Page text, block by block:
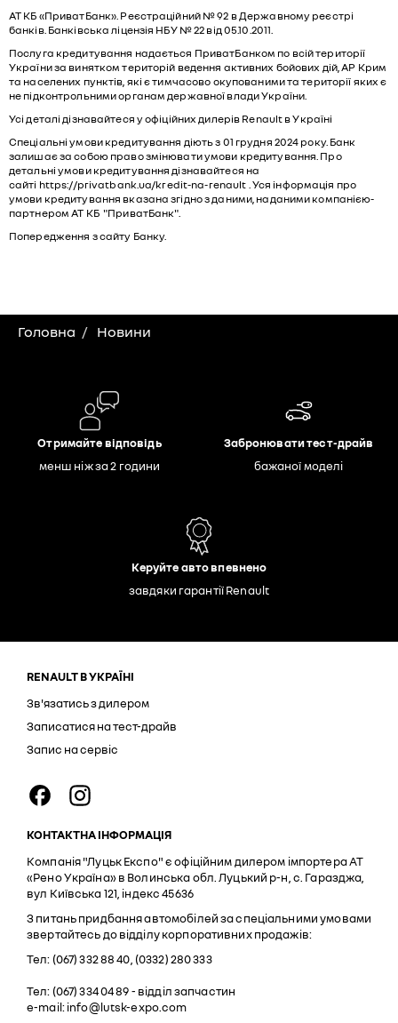
АТ КБ «ПриватБанк». Реєстраційний № 92 в Державному реєстрі
банків. Банківська ліцензія НБУ № 22 від 05.10.2011.
Послуга кредитування надається ПриватБанком по всій території
України за винятком територій ведення активних бойових дій, АР Крим
та населених пунктів, які є тимчасово окупованими та території яких є
не підконтрольними органам державної влади України.
Усі деталі дізнавайтеся у офіційних дилерів Renault в Україні
Спеціальні умови кредитування діють з 01 грудня 2024 року. Банк
залишає за собою право змінювати умови кредитування. Про
детальні умови кредитування дізнавайтеся на
сайті https://privatbank.ua/kredit-na-renault . Уся інформація про
умови кредитування вказана згідно з даними, наданими компанією-
партнером АТ КБ "ПриватБанк".
Попередження з сайту Банку.
Головна Новини
Отримайте відповідь
менш ніж за 2 години
Забронювати тест-драйв
бажаної моделі
Керуйте авто впевнено
завдяки гарантії Renault
RENAULT В УКРАЇНІ
Зв'язатись з дилером
Записатися на тест-драйв
Запис на сервіс
КОНТАКТНА ІНФОРМАЦІЯ
Компанія "Луцьк Експо" є офіційним дилером імпортера АТ
«Рено Україна» в Волинська обл. Луцький р-н, с. Гаразджа,
вул Київська 121, індекс 45636
З питань придбання автомобілей за спеціальними умовами
звертайтесь до відділу корпоративних продажів:
Тел: (067) 332 88 40, (0332) 280 333
Тел: (067) 334 04 89 - відділ запчастин
e-mail: info@lutsk-expo.com